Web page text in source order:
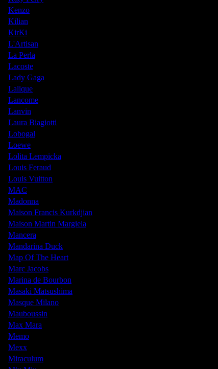
Kenzo
Kilian
KirKi
L'Artisan
La Perla
Lacoste
Lady Gaga
Lalique
Lancome
Lanvin
Laura Biagiotti
Lobogal
Loewe
Lolita Lempicka
Louis Feraud
Louis Vuitton
MAC
Madonna
Maison Francis Kurkdjian
Maison Martin Margiela
Mancera
Mandarina Duck
Map Of The Heart
Marc Jacobs
Marina de Bourbon
Masaki Matsushima
Masque Milano
Mauboussin
Max Mara
Memo
Mexx
Miraculum